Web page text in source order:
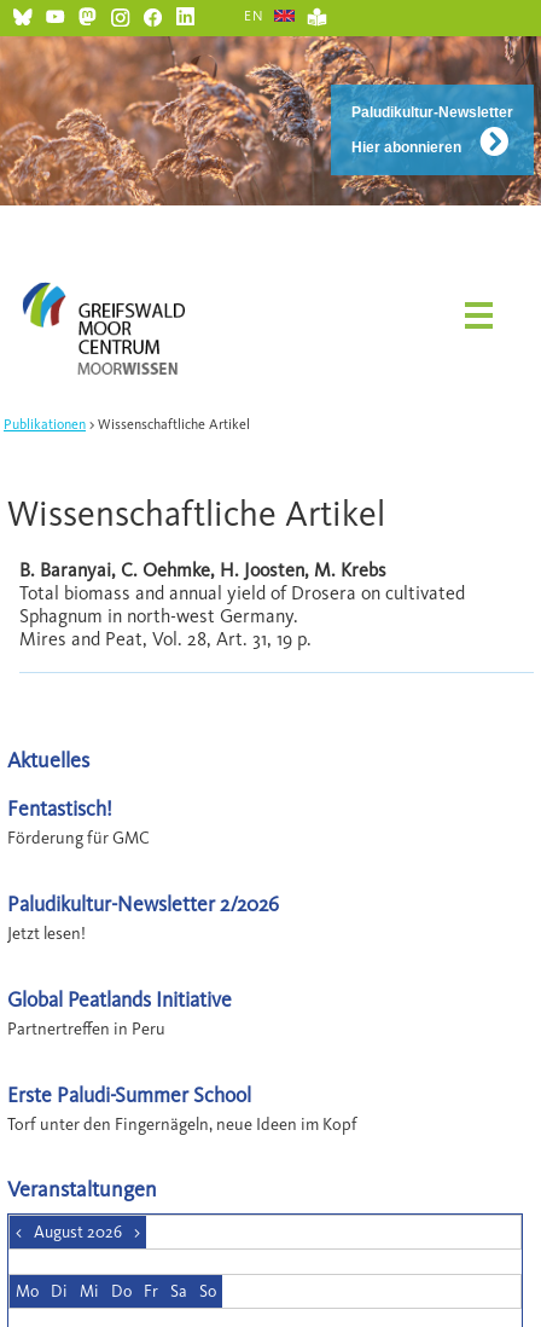
Paludikultur-Newsletter
Hier abonnieren
EN
Publikationen Wissenschaftliche Artikel
Wissenschaftliche Artikel
B. Baranyai, C. Oehmke, H. Joosten, M. Krebs
Total biomass and annual yield of Drosera on cultivated
Sphagnum in north-west Germany.
Mires and Peat, Vol. 28, Art. 31, 19 p.
Aktuelles
Fentastisch!
Förderung für GMC
Paludikultur-Newsletter 2/2026
Jetzt lesen!
Global Peatlands Initiative
Partnertreffen in Peru
Erste Paludi-Summer School
Torf unter den Fingernägeln, neue Ideen im Kopf
Veranstaltungen
< August 2026 >
Mo Di Mi Do Fr Sa So